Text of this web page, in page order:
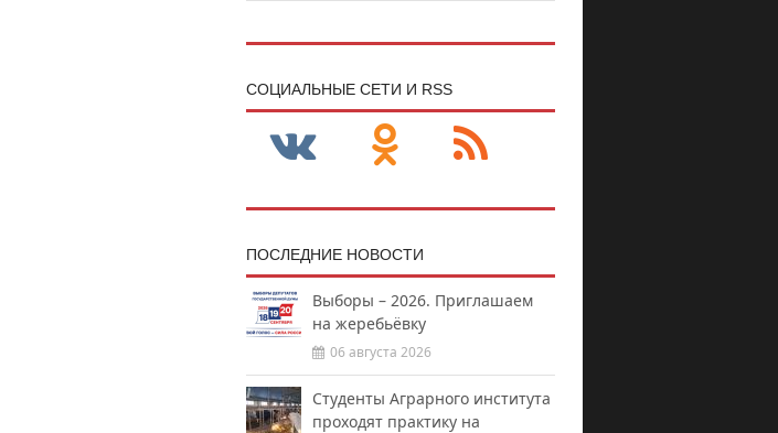
CОЦИАЛЬНЫЕ СЕТИ И RSS
ПОСЛЕДНИЕ НОВОСТИ
Выборы – 2026. Приглашаем
на жеребьёвку
06 августа 2026
Студенты Аграрного института
проходят практику на